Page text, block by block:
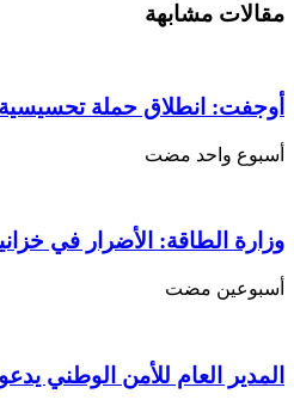
يقومون
انعدام
“السيولة
النقدية”
مقالات مشابهة
أوجفت: انطلاق حملة
‏أسبوع واحد مضت
وزارة الطاقة: الأضرار في
‏أسبوعين مضت
المدير العام للأمن الوطني